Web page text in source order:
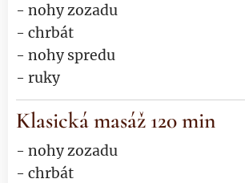
- nohy zozadu
- chrbát
- nohy spredu
- ruky
Klasická masáž 120 min
- nohy zozadu
- chrbát